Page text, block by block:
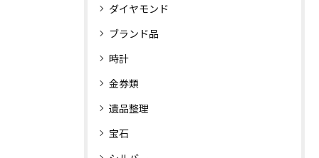
ダイヤモンド
ブランド品
時計
金券類
遺品整理
宝石